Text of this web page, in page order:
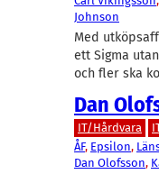
Johnson
Med
ett Sigma
och fler ska
Dan
IT/Hårdvara
ÅF, Epsilon,
Dan Olofsson,